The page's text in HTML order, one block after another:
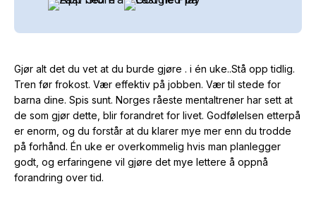
Gjør alt det du vet at du burde gjøre . i én uke..Stå opp tidlig.
Tren før frokost. Vær effektiv på jobben. Vær til stede for
barna dine. Spis sunt. Norges råeste mentaltrener har sett at
de som gjør dette, blir forandret for livet. Godfølelsen etterpå
er enorm, og du forstår at du klarer mye mer enn du trodde
på forhånd. Én uke er overkommelig hvis man planlegger
godt, og erfaringene vil gjøre det mye lettere å oppnå
forandring over tid.